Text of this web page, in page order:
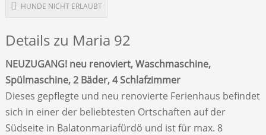
HUNDE NICHT ERLAUBT
Details zu Maria 92
NEUZUGANG! neu renoviert, Waschmaschine,
Spülmaschine, 2 Bäder, 4 Schlafzimmer
Dieses gepflegte und neu renovierte Ferienhaus befindet
sich in einer der beliebtesten Ortschaften auf der
Südseite in Balatonmariafürdö und ist für max. 8